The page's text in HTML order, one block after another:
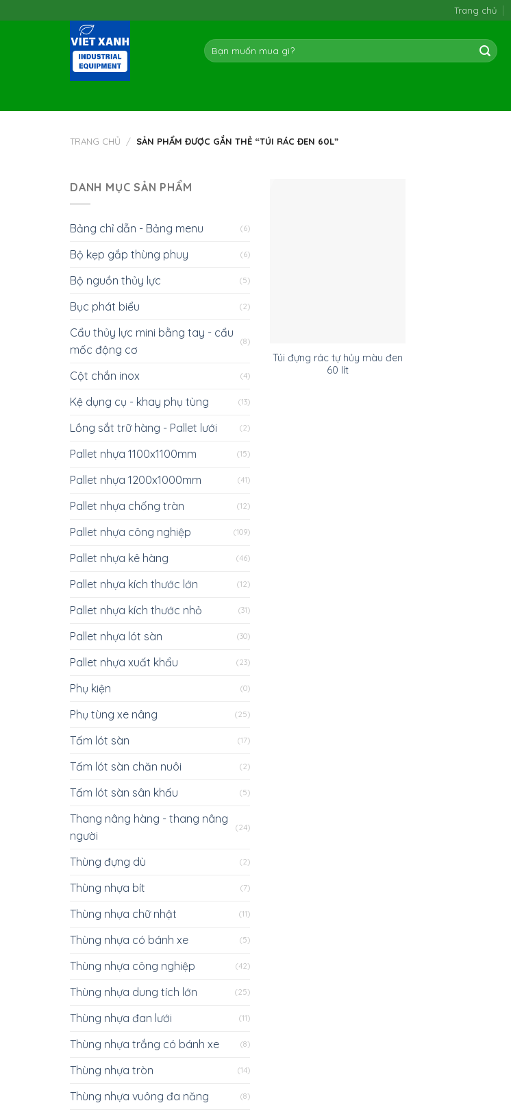
to
Trang chủ
Tìm
kiếm:
TRANG CHỦ / SẢN PHẨM ĐƯỢC GẮN THẺ “TÚI RÁC ĐEN 60L”
DANH MỤC SẢN PHẨM
Bảng chỉ dẫn - Bảng menu (6)
Bộ kẹp gắp thùng phuy (6)
Bộ nguồn thủy lực (5)
Bục phát biểu (2)
Cẩu thủy lực mini bằng tay - cẩu
mốc động cơ
(8)
Cột chắn inox (4)
Kệ dụng cụ - khay phụ tùng (13)
Lồng sắt trữ hàng - Pallet lưới (2)
Pallet nhựa 1100x1100mm (15)
Pallet nhựa 1200x1000mm (41)
Pallet nhựa chống tràn (12)
Pallet nhựa công nghiệp (109)
Pallet nhựa kê hàng (46)
Pallet nhựa kích thước lớn (12)
Pallet nhựa kích thước nhỏ (31)
Pallet nhựa lót sàn (30)
Pallet nhựa xuất khẩu (23)
Phụ kiện (0)
Phụ tùng xe nâng (25)
Tấm lót sàn (17)
Tấm lót sàn chăn nuôi (2)
Tấm lót sàn sân khấu (5)
Thang nâng hàng - thang nâng
người
(24)
Thùng đựng dù (2)
Thùng nhựa bít (7)
Thùng nhựa chữ nhật (11)
Thùng nhựa có bánh xe (5)
Thùng nhựa công nghiệp (42)
Thùng nhựa dung tích lớn (25)
Thùng nhựa đan lưới (11)
Thùng nhựa trắng có bánh xe (8)
Thùng nhựa tròn (14)
Thùng nhựa vuông đa năng (8)
Túi đựng rác tự hủy màu đen
60 lít